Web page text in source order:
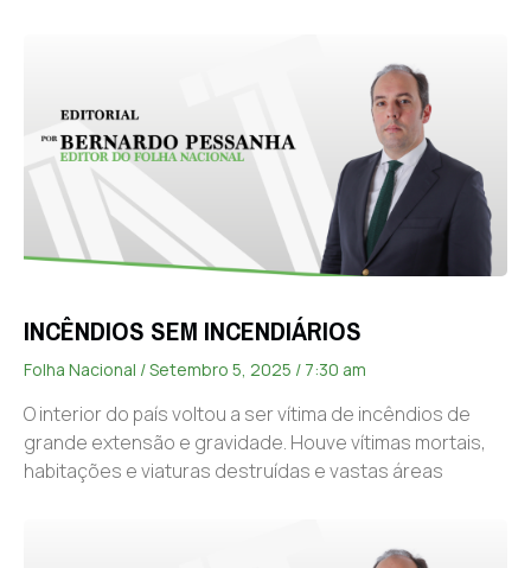
INCÊNDIOS SEM INCENDIÁRIOS
Folha Nacional Setembro 5, 2025 7:30 am
O interior do país voltou a ser vítima de incêndios de
grande extensão e gravidade. Houve vítimas mortais,
habitações e viaturas destruídas e vastas áreas